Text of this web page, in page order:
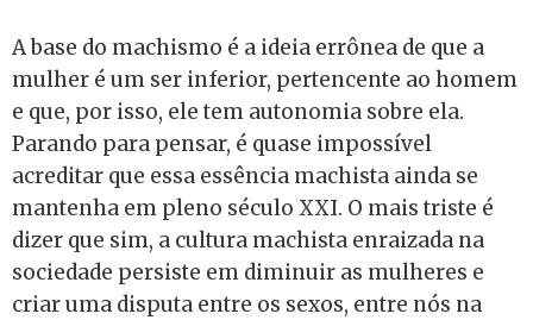
A base do machismo é a ideia errônea de que a
mulher é um ser inferior, pertencente ao homem
e que, por isso, ele tem autonomia sobre ela.
Parando para pensar, é quase impossível
acreditar que essa essência machista ainda se
mantenha em pleno século XXI. O mais triste é
dizer que sim, a cultura machista enraizada na
sociedade persiste em diminuir as mulheres e
criar uma disputa entre os sexos, entre nós na